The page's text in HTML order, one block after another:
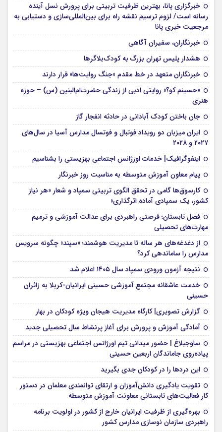
خبرگزاری پانا، بهترین ظرفیت تربیتی برای پرورش نسل آینده
رسانه است/ لزوم ترسیم نقشه راه برای بین‌المللی‌سازی و دستیابی به
مرجعیت خبری پانا
خبرنگاران، سفیران آگاهی
هشدار پلیس تهران بزرگ به کودک‌بلاگرها
خبرنگاران متعهد در خط مقدم «جنگ روایت‌ها» قرار دارند
«حسینم کو؟» روایتی ادبی از زندگی حضرت‌ام‌البنین (س) – حوزه
هنری
جان باختن کودک آبادانی در حادثه انفجار گاز
ایران میزبان دو رویداد فوتبال و فوتسال مدارس آسیا در سال‌های
۲۰۲۷ و ۲۰۲۸
اینفوگرافیک| خدمات اورژانس اجتماعی بهزیستی را بشناسیم
پیام معاون آموزش متوسطه به مناسبت روز خبرنگار
کارسوق‌ها گامی در تحقق الگوی تربیتی سمپاد و شعار «هر نیاز
کشور، یک سمپادی آماده اثرگذاری»
فصل تابستان؛ فرصتی راهبردی برای عدالت آموزشی و ترمیم
مهارت‌های تحصیلی
از دغدغه‌های هر ساله تا مدیریت هوشمند؛ «سپند» چگونه سرویس
مدارس را ساماندهی کرد؟
نتیجه آزمون ورودی سمپاد سال ۱۴۰۵ اعلام شد
خدمت عاشقانه مجتمع آموزشی‌ حسینی ایرانیان-کربلا به زائران
حسینی
گزارش تصویری| کارگاه مدیریت هیجان ویژه کودکان در بهار
آمادگی آموزش و پرورش برای آغاز پرنشاط سال تحصیلی جدید
ساوجبلاغ | حضور میدانی تیم اورژانس اجتماعی بهزیستی در مراسم
پیاده‌روی جاماندگان اربعین حسینی
این درد‌ها را در کودکان جدی بگیرید
تقویت یادگیری دانش‌آموزان و ارتقای توانمندی معلمان در دستور
کار فعالیت‌های تابستانی معاونت آموزش متوسطه
بهره‌گیری از ظرفیت ایرانیان خارج از کشور در اولویت برنامه
راهبردی سازمان نوسازی مدارس کشور